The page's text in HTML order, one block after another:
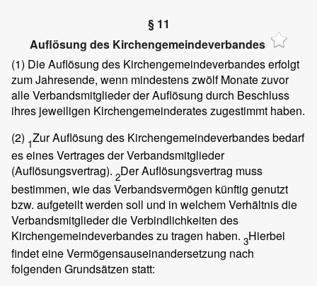
§ 11
Auflösung des Kirchengemeindeverbandes
(1) Die Auflösung des Kirchengemeindeverbandes erfolgt
zum Jahresende, wenn mindestens zwölf Monate zuvor
alle Verbandsmitglieder der Auflösung durch Beschluss
ihres jeweiligen Kirchengemeinderates zugestimmt haben.
(2) 1Zur Auflösung des Kirchengemeindeverbandes bedarf
es eines Vertrages der Verbandsmitglieder
(Auflösungsvertrag). 2Der Auflösungsvertrag muss
bestimmen, wie das Verbandsvermögen künftig genutzt
bzw. aufgeteilt werden soll und in welchem Verhältnis die
Verbandsmitglieder die Verbindlichkeiten des
Kirchengemeindeverbandes zu tragen haben. 3Hierbei
findet eine Vermögensauseinandersetzung nach
folgenden Grundsätzen statt: